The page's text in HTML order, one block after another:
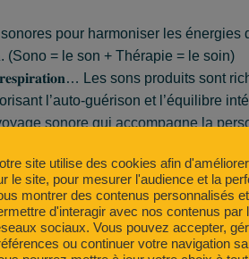
sonores pour harmoniser les énergies
(Sono = le son + Thérapie = le soin)
Les sons produits sont
l’auto-guérison et l’équilibre
sonore qui accompagne la
𝐑𝐄𝐆𝐀𝐓𝐄. Ce statut lui permet
avec d’autres entrepreneurs qui,
du salariat. Une belle façon d’allier
site utilise des cookies afin
le site, pour mesurer l'audience et la
montrer des contenus personnalisés
d'interagir avec nos contenus par
sociaux. Vous pouvez accepter,
ou continuer votre navigation